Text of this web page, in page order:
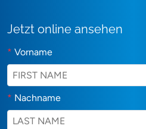
Jetzt online ansehen
* Vorname
* Nachname